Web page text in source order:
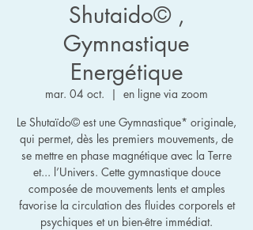
Shutaido© ,
Gymnastique
Energétique
mar. 04 oct.
  |
en ligne via zoom
Le Shutaïdo© est une Gymnastique* originale,
qui permet, dès les premiers mouvements, de
se mettre en phase magnétique avec la Terre
et... l’Univers. Cette gymnastique douce
composée de mouvements lents et amples
favorise la circulation des fluides corporels et
psychiques et un bien-être immédiat.